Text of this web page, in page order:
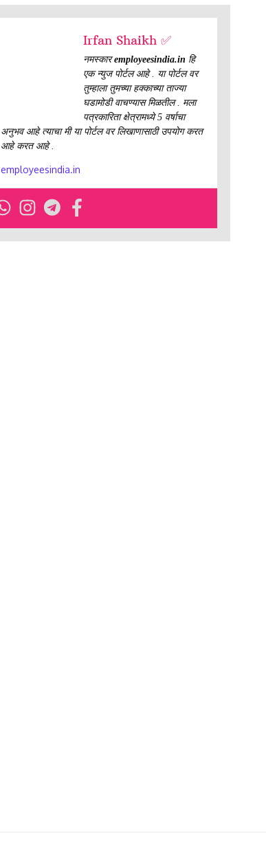
Irfan Shaikh ✅
नमस्कारemployeesindia.in हि
एक न्युज पोर्टल आहे . या पोर्टल वर
तुम्हाला तुमच्या हक्काच्या ताज्या
घडामोडी वाचण्यास मिळतील . मला
पत्रकारिता क्षेत्रामध्ये 5 वर्षाचा
अनुभव आहे त्याचा मी या पोर्टल वर लिखाणासाठी उपयोग करत
आहे करत आहे .
employeesindia.in